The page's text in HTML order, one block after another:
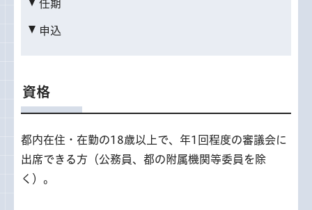
任期
申込
資格
都内在住・在勤の18歳以上で、年1回程度の審議会に
出席できる方（公務員、都の附属機関等委員を除
く）。